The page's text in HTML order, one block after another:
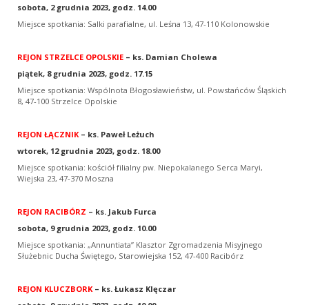
sobota, 2 grudnia 2023, godz. 14.00
Miejsce spotkania: Salki parafialne, ul. Leśna 13, 47-110 Kolonowskie
REJON STRZELCE OPOLSKIE – ks. Damian Cholewa
piątek, 8 grudnia 2023, godz. 17.15
Miejsce spotkania: Wspólnota Błogosławieństw, ul. Powstańców Śląskich
8, 47-100 Strzelce Opolskie
REJON ŁĄCZNIK– ks. Paweł Leżuch
wtorek, 12 grudnia 2023, godz. 18.00
Miejsce spotkania: kościół filialny pw. Niepokalanego Serca Maryi,
Wiejska 23, 47-370 Moszna
REJON RACIBÓRZ – ks. Jakub Furca
sobota, 9 grudnia 2023, godz. 10.00
Miejsce spotkania: „Annuntiata” Klasztor Zgromadzenia Misyjnego
Służebnic Ducha Świętego, Starowiejska 152, 47-400 Racibórz
REJON KLUCZBORK– ks. Łukasz Klęczar